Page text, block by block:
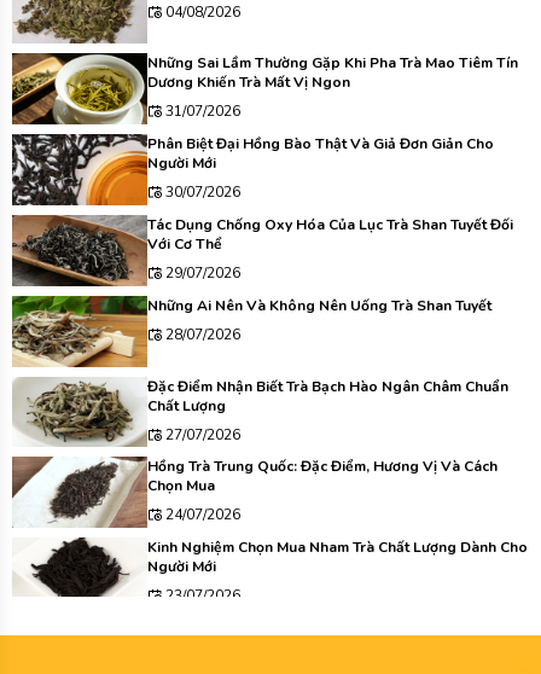
04/08/2026
Những Sai Lầm Thường Gặp Khi Pha Trà Mao Tiêm Tín
Dương Khiến Trà Mất Vị Ngon
31/07/2026
Phân Biệt Đại Hồng Bào Thật Và Giả Đơn Giản Cho
Người Mới
30/07/2026
Tác Dụng Chống Oxy Hóa Của Lục Trà Shan Tuyết Đối
Với Cơ Thể
29/07/2026
Những Ai Nên Và Không Nên Uống Trà Shan Tuyết
28/07/2026
Đặc Điểm Nhận Biết Trà Bạch Hào Ngân Châm Chuẩn
Chất Lượng
27/07/2026
Hồng Trà Trung Quốc: Đặc Điểm, Hương Vị Và Cách
Chọn Mua
24/07/2026
Kinh Nghiệm Chọn Mua Nham Trà Chất Lượng Dành Cho
Người Mới
23/07/2026